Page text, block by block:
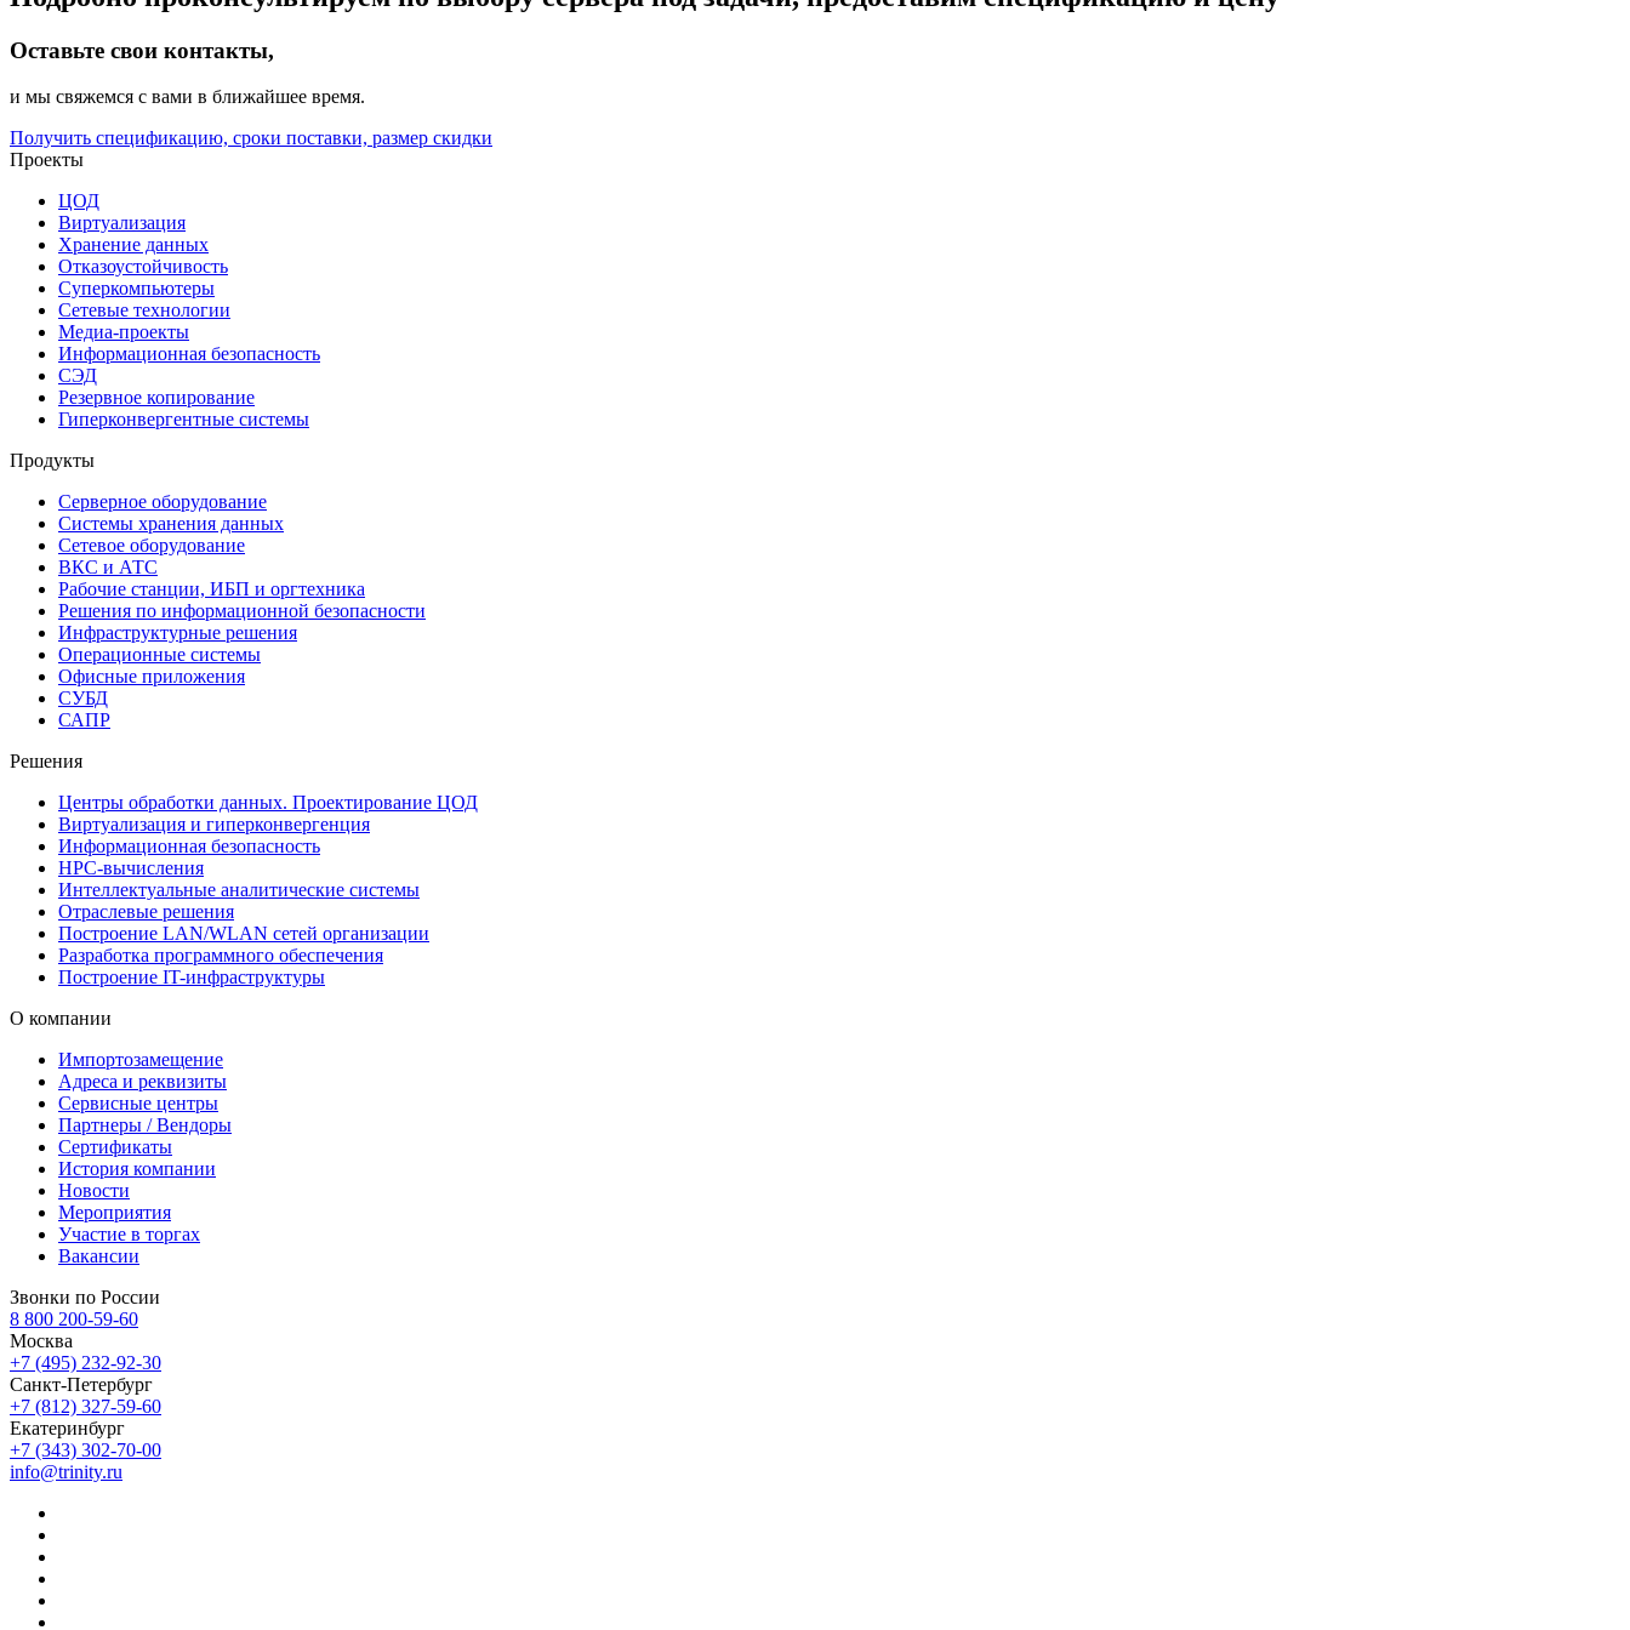
Оставьте свои контакты,
и мы свяжемся с вами в ближайшее время.
Получить спецификацию, сроки поставки, размер скидки
Проекты
ЦОД
Виртуализация
Хранение данных
Отказоустойчивость
Суперкомпьютеры
Сетевые технологии
Медиа-проекты
Информационная безопасность
СЭД
Резервное копирование
Гиперконвергентные системы
Продукты
Серверное оборудование
Системы хранения данных
Сетевое оборудование
ВКС и АТС
Рабочие станции, ИБП и оргтехника
Решения по информационной безопасности
Инфраструктурные решения
Операционные системы
Офисные приложения
СУБД
САПР
Решения
Центры обработки данных. Проектирование ЦОД
Виртуализация и гиперконвергенция
Информационная безопасность
HPC-вычисления
Интеллектуальные аналитические системы
Отраслевые решения
Построение LAN/WLAN сетей организации
Разработка программного обеспечения
Построение IT-инфраструктуры
О компании
Импортозамещение
Адреса и реквизиты
Сервисные центры
Партнеры / Вендоры
Сертификаты
История компании
Новости
Мероприятия
Участие в торгах
Вакансии
Звонки по России
8 800 200-59-60
Москва
+7 (495) 232-92-30
Санкт-Петербург
+7 (812) 327-59-60
Екатеринбург
+7 (343) 302-70-00
info@trinity.ru